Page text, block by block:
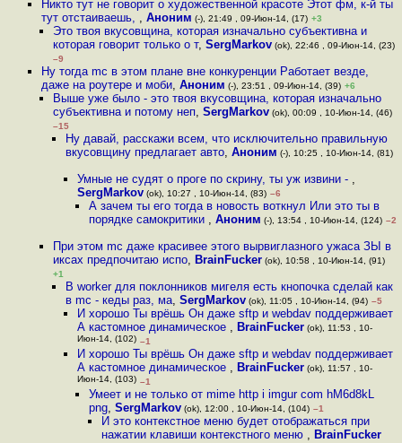
Никто тут не говорит о художественной красоте Этот фм, к-й ты
тут отстаиваешь, , Аноним (-), 21:49 , 09-Июн-14, (17) +3
Это твоя вкусовщина, которая изначально субъективна и
которая говорит только о т,SergMarkov (ok), 22:46 , 09-Июн-14, (23)
–9
Ну тогда mc в этом плане вне конкуренции Работает везде,
даже на роутере и моби, Аноним (-), 23:51 , 09-Июн-14, (39) +6
Выше уже было - это твоя вкусовщина, которая изначально
субъективна и потому неп,SergMarkov (ok), 00:09 , 10-Июн-14, (46)
–15
Ну давай, расскажи всем, что исключительно правильную
вкусовщину предлагает авто, Аноним (-), 10:25 , 10-Июн-14, (81)
Умные не судят о проге по скрину, ты уж извини - ,
SergMarkov(ok), 10:27 , 10-Июн-14, (83) –6
А зачем ты его тогда в новость воткнул Или это ты в
порядке самокритики ,Аноним (-), 13:54 , 10-Июн-14, (124) –2
При этом mc даже красивее этого вырвиглазного ужаса ЗЫ в
иксах предпочитаю испо, BrainFucker (ok), 10:58 , 10-Июн-14, (91)
+1
В worker для поклонников мигеля есть кнопочка сделай как
в mc - кеды раз, ма, SergMarkov(ok), 11:05 , 10-Июн-14, (94) –5
И хорошо Ты врёшь Он даже sftp и webdav поддерживает
А кастомное динамическое , BrainFucker(ok), 11:53 , 10-
Июн-14, (102) –1
И хорошо Ты врёшь Он даже sftp и webdav поддерживает
А кастомное динамическое , BrainFucker(ok), 11:57 , 10-
Июн-14, (103) –1
Умеет и не только от mime http i imgur com hM6d8kL
png,SergMarkov (ok), 12:00 , 10-Июн-14, (104) –1
И это контекстное меню будет отображаться при
нажатии клавиши контекстного меню , BrainFucker